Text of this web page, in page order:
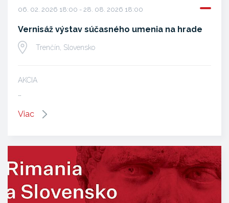
06. 02. 2026 18:00 - 28. 08. 2026 18:00
Vernisáž výstav súčasného umenia na hrade
Trenčín, Slovensko
AKCIA
Viac